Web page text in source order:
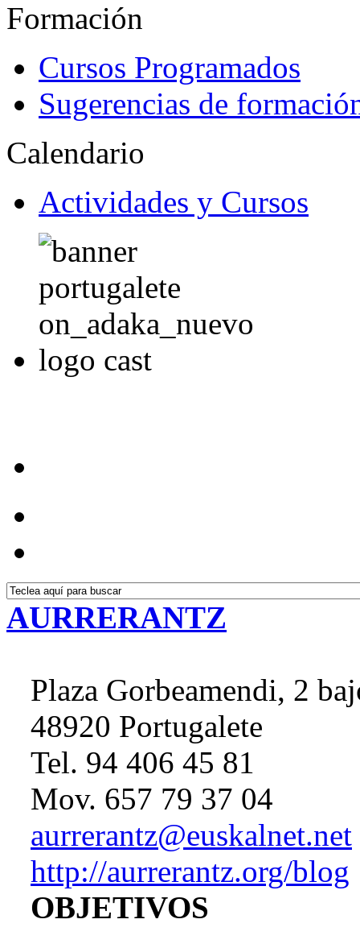
Formación
Cursos Programados
Sugerencias de
Calendario
Actividades y Cursos
AURRERANTZ
Plaza Gorbeamendi, 2
48920 Portugalete
Tel. 94 406 45 81
Mov. 657 79 37 04
aurrerantz@euskalnet.net
http://aurrerantz.org/blog
OBJETIVOS